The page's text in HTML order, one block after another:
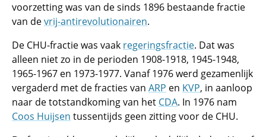
voorzetting was van de sinds 1896 bestaande fractie
van devrij-antirevolutionairen.
De CHU-fractie was vaak regeringsfractie. Dat was
alleen niet zo in de perioden 1908-1918, 1945-1948,
1965-1967 en 1973-1977. Vanaf 1976 werd gezamenlijk
vergaderd met de fracties van ARP en KVP, in aanloop
naar de totstandkoming van het CDA. In 1976 nam
Coos Huijsen tussentijds geen zitting voor de CHU.